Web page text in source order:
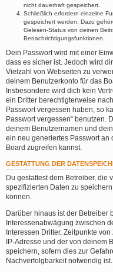
nicht dauerhaft gespeichert.
Schließlich erfordern einzelne
gespeichert werden. Dazu
Gelesen-Status von deinen
Benachrichtigungsfunktionen.
Dein Passwort wird mit einer
dass es sicher ist. Jedoch wird
Vielzahl von Webseiten zu
deinem Benutzerkonto für das
Insbesondere wird dich kein
ein Dritter berechtigterweise
Passwort vergessen haben, so
Passwort vergessen“ benutzen.
deinem Benutzernamen und
ein neu generiertes Passwort an
Board zugreifen kannst.
GESTATTUNG DER
Du gestattest dem Betreiber,
spezifizierten Daten zu
können.
Darüber hinaus ist der Betreiber
Interessenabwägung zwischen
Interessen Dritter, Zeitpunkte
IP-Adresse und der von deinem
speichern, sofern dies zur
Nachverfolgbarkeit notwendig ist.